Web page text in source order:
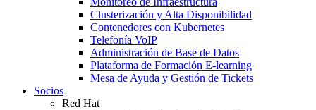
Clusterización y Alta Disponibilidad
Contenedores con Kubernetes
Telefonía VoIP
Administración de Base de Datos
Plataforma de Formación E-learning
Mesa de Ayuda y Gestión de Tickets
Socios
Red Hat